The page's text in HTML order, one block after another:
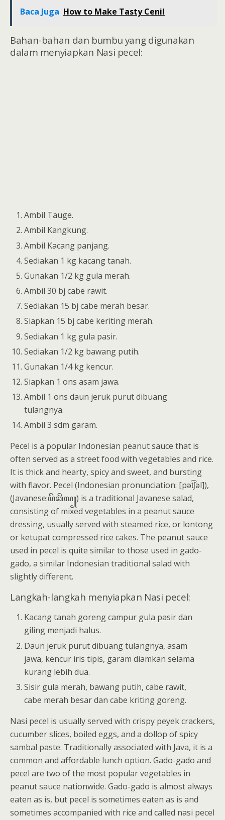
Baca Juga How to Make Tasty Cenil
Bahan-bahan dan bumbu yang digunakan
dalam menyiapkan Nasi pecel:
Ambil Tauge.
Ambil Kangkung.
Ambil Kacang panjang.
Sediakan 1 kg kacang tanah.
Gunakan 1/2 kg gula merah.
Ambil 30 bj cabe rawit.
Sediakan 15 bj cabe merah besar.
Siapkan 15 bj cabe keriting merah.
Sediakan 1 kg gula pasir.
Sediakan 1/2 kg bawang putih.
Gunakan 1/4 kg kencur.
Siapkan 1 ons asam jawa.
Ambil 1 ons daun jeruk purut dibuang
tulangnya.
Ambil 3 sdm garam.
Pecel is a popular Indonesian peanut sauce that is
often served as a street food with vegetables and rice.
It is thick and hearty, spicy and sweet, and bursting
with flavor. Pecel (Indonesian pronunciation: [pət͡ʃəl]),
(Javanese:ꦥꦼꦕꦼꦭ꧀) is a traditional Javanese salad,
consisting of mixed vegetables in a peanut sauce
dressing, usually served with steamed rice, or lontong
or ketupat compressed rice cakes. The peanut sauce
used in pecel is quite similar to those used in gado-
gado, a similar Indonesian traditional salad with
slightly different.
Langkah-langkah menyiapkan Nasi pecel:
Kacang tanah goreng campur gula pasir dan
giling menjadi halus.
Daun jeruk purut dibuang tulangnya, asam
jawa, kencur iris tipis, garam diamkan selama
kurang lebih dua.
Sisir gula merah, bawang putih, cabe rawit,
cabe merah besar dan cabe kriting goreng.
Nasi pecel is usually served with crispy peyek crackers,
cucumber slices, boiled eggs, and a dollop of spicy
sambal paste. Traditionally associated with Java, it is a
common and affordable lunch option. Gado-gado and
pecel are two of the most popular vegetables in
peanut sauce nationwide. Gado-gado is almost always
eaten as is, but pecel is sometimes eaten as is and
sometimes accompanied with rice and called nasi pecel